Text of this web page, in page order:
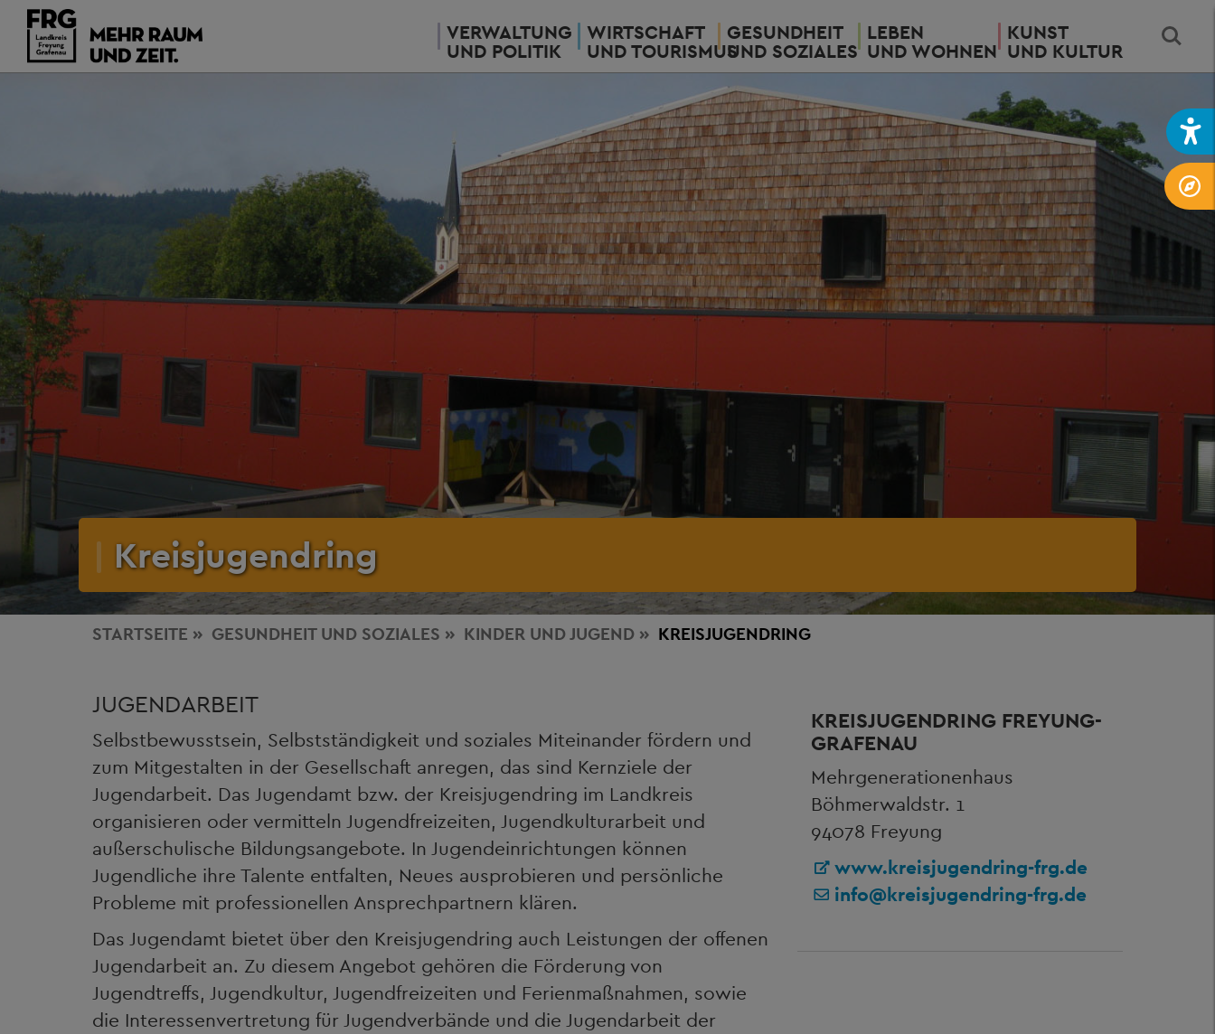
VERWALTUNG
UND POLITIK
WIRTSCHAFT
UND TOURISMUS
GESUNDHEIT
UND SOZIALES
LEBEN
UND WOHNEN
KUNST
UND KULTUR
Kreisjugendring
STARTSEITE GESUNDHEIT UND SOZIALES KINDER UND JUGEND KREISJUGENDRING
JUGENDARBEIT
Selbstbewusstsein, Selbstständigkeit und soziales Miteinander fördern und
zum Mitgestalten in der Gesellschaft anregen, das sind Kernziele der
Jugendarbeit. Das Jugendamt bzw. der Kreisjugendring im Landkreis
organisieren oder vermitteln Jugendfreizeiten, Jugendkulturarbeit und
außerschulische Bildungsangebote. In Jugendeinrichtungen können
Jugendliche ihre Talente entfalten, Neues ausprobieren und persönliche
Probleme mit professionellen Ansprechpartnern klären.
Das Jugendamt bietet über den Kreisjugendring auch Leistungen der offenen
Jugendarbeit an. Zu diesem Angebot gehören die Förderung von
Jugendtreffs, Jugendkultur, Jugendfreizeiten und Ferienmaßnahmen, sowie
die Interessenvertretung für Jugendverbände und die Jugendarbeit der
KREISJUGENDRING FREYUNG-
GRAFENAU
Mehrgenerationenhaus
Böhmerwaldstr. 1
94078 Freyung
www.kreisjugendring-frg.de
info@kreisjugendring-frg.de